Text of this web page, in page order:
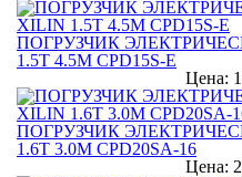
ПОГРУЗЧИК
1.5Т 4.5М CPD15S-E
Цена:
ПОГРУЗЧИК
1.6Т 3.0М CPD20SA-16
Цена: